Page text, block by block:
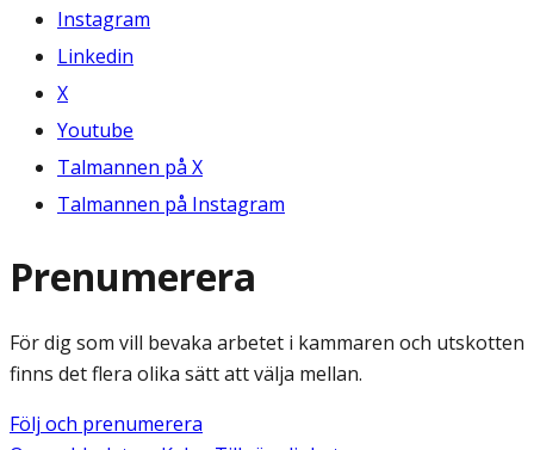
Instagram
Linkedin
X
Youtube
Talmannen på X
Talmannen på Instagram
Prenumerera
För dig som vill bevaka arbetet i kammaren och utskotten
finns det flera olika sätt att välja mellan.
Följ och prenumerera